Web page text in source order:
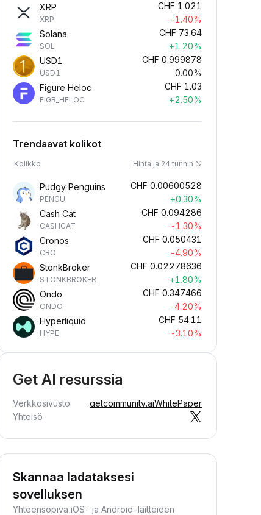
XRP
XRP
CHF 1.021
-1.40%
Solana
SOL
CHF 73.64
+1.20%
USD1
USD1
CHF 0.999878
0.00%
Figure Heloc
FIGR_HELOC
CHF 1.03
+2.50%
Trendaavat kolikot
Kolikko Hinta ja 24 tunnin %
Pudgy Penguins
PENGU
CHF 0.00600528
+0.30%
Cash Cat
CASHCAT
CHF 0.094286
-1.30%
Cronos
CRO
CHF 0.050431
-4.90%
StonkBroker
STONKBROKER
CHF 0.02278636
+1.80%
Ondo
ONDO
CHF 0.347466
-4.20%
Hyperliquid
HYPE
CHF 54.11
-3.10%
Get AI resurssia
Verkkosivusto getcommunity.aiWhitePaper
Yhteisö
Skannaa ladataksesi
sovelluksen
Yhteensopiva iOS- ja Android-laitteiden